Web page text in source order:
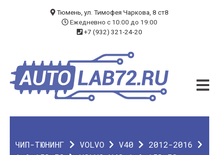
ЧИП-ТЮНИНГ
ДИАГНОСТИКА
Тюмень, ул. Тимофея Чаркова, 8 ст8
Ежедневно с 10:00 до 19:00
+7 (932) 321-24-20
ЧИП-ТЮНИНГ VOLVO V40
2012-2016